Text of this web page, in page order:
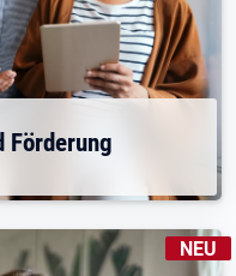
Förderung
NEU